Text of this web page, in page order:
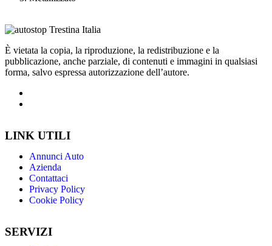
È vietata la copia, la riproduzione, la redistribuzione e la
pubblicazione, anche parziale, di contenuti e immagini in qualsiasi
forma, salvo espressa autorizzazione dell’autore.
LINK UTILI
Annunci Auto
Azienda
Contattaci
Privacy Policy
Cookie Policy
SERVIZI